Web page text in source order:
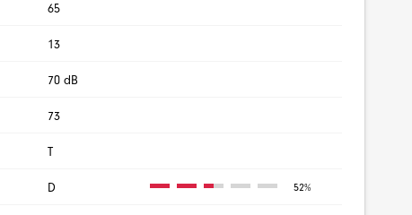
65
13
70 dB
73
T
D 52%